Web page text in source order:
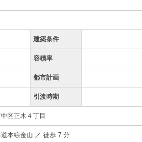
建築条件
容積率
都市計画
引渡時期
区正木４丁目
道本線金山 ／ 徒歩 7 分